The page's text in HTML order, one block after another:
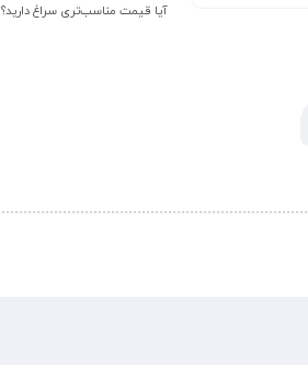
آیا قیمت مناسب‌تری سراغ دارید؟